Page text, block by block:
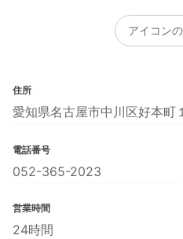
アイコン
住所
愛知県名古屋市中川区好本町
電話番号
052-365-2023
営業時間
24時間